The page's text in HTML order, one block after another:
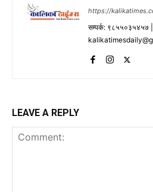
https://
सम्पर्क:
LEAVE A REPLY